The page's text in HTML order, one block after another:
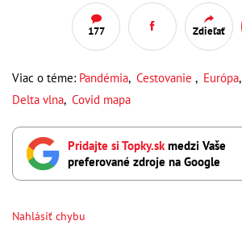
177 Zdieľať
Viac o téme: Pandémia, Cestovanie , Európa,
Delta vlna, Covid mapa
Pridajte si Topky.sk medzi Vaše
preferované zdroje na Google
Nahlásiť chybu